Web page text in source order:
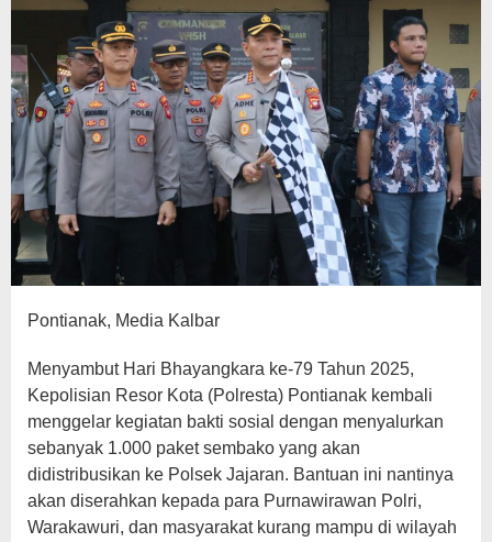
79
Pontianak, Media Kalbar
Menyambut Hari Bhayangkara ke-79 Tahun 2025,
Kepolisian Resor Kota (Polresta) Pontianak kembali
menggelar kegiatan bakti sosial dengan menyalurkan
sebanyak 1.000 paket sembako yang akan
didistribusikan ke Polsek Jajaran. Bantuan ini nantinya
akan diserahkan kepada para Purnawirawan Polri,
Warakawuri, dan masyarakat kurang mampu di wilayah